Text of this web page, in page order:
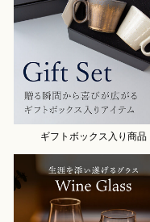
ギフトボックス入り商品